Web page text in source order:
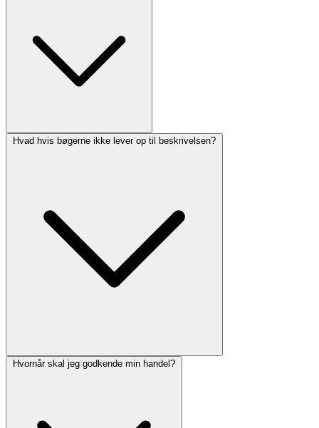
Hvad hvis bøgerne ikke lever op til beskrivelsen?
Hvornår skal jeg godkende min handel?